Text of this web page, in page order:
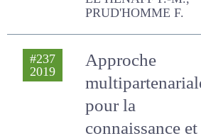
LE HENAFF P.-M.,
#237
2019
Approche
multipartenariale
pour la